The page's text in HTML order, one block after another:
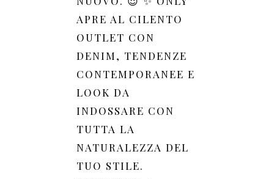
APRE AL CILENTO
OUTLET CON
DENIM, TENDENZE
CONTEMPORANEE E
LOOK DA
INDOSSARE CON
TUTTA LA
NATURALEZZA DEL
TUO STILE.